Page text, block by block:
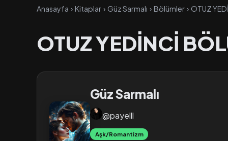
Anasayfa › Kitaplar › Güz Sarmalı › Bölümler › OTUZ
OTUZ YEDİNCİ
Güz Sarmalı
@payelll
Aşk/Romantizm